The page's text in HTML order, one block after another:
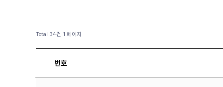
Total 34건 1 페이지
번호